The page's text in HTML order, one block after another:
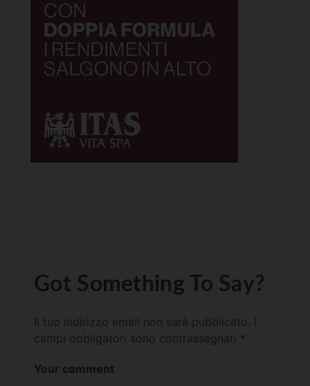
Got Something To Say?
Il tuo indirizzo email non sarà pubblicato.
campi obbligatori sono contrassegnati *
Your comment